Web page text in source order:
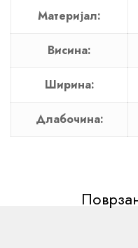
Материјал:
Висина:
Ширина:
Длабочина: